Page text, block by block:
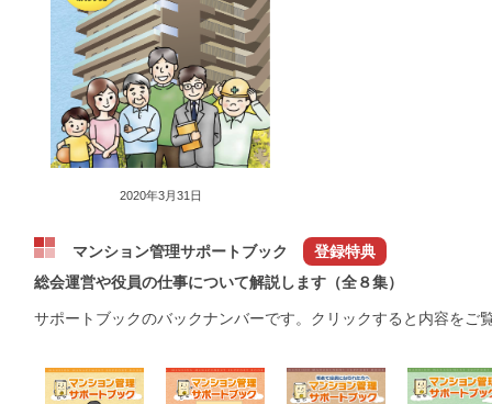
2020年3月31日
マンション管理サポートブック
登録特典
総会運営や役員の仕事について解説します（全８集）
サポートブックのバックナンバーです。クリックすると内容をご